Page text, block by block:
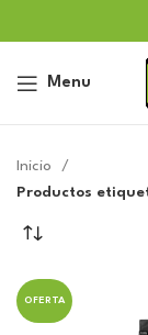
Menu
Inicio
Productos
OFERTA